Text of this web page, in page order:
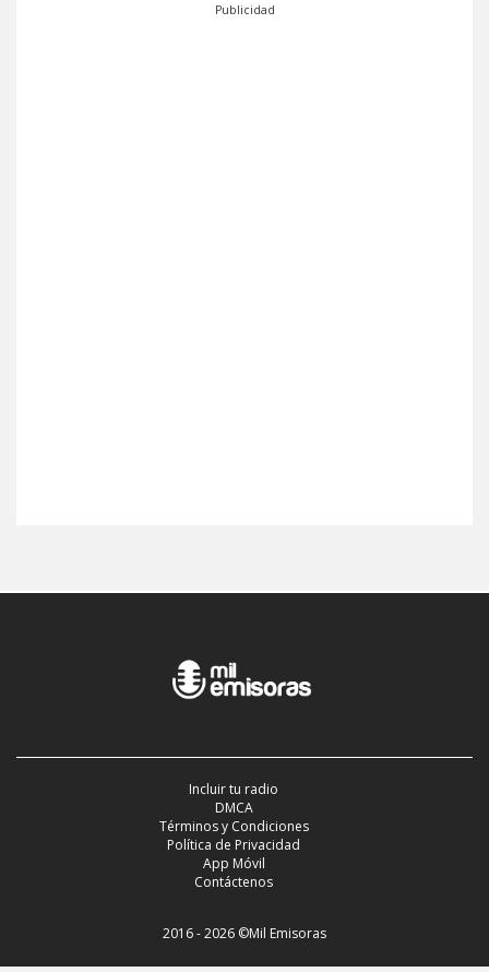
Publicidad
Incluir tu radio
DMCA
Términos y Condiciones
Política de Privacidad
App Móvil
Contáctenos
2016 - 2026 ©Mil Emisoras